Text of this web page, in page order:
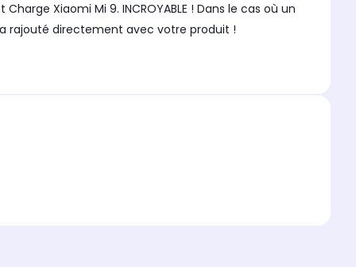
! Dans le cas où un
rajouté directement avec votre produit !